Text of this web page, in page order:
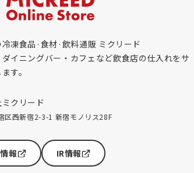
凍食品·食材·飲料通販 ミクリード
イニングバー・カフェなど飲食店の仕入れをサ
す。
クリード
区西新宿2-3-1 新宿モノリス28F
報 IR情報